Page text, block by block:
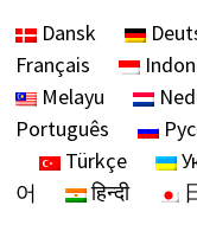
Dansk
Français
Melayu
Português
Türkçe
어
हिन्दी